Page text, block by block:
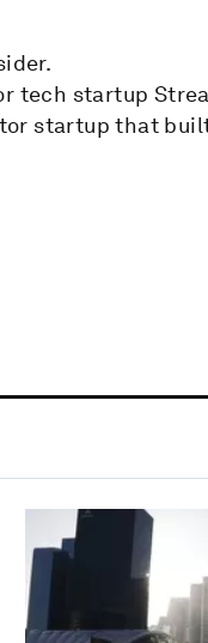
tech startup
startup that